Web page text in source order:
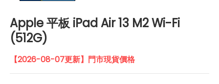
Apple 平板 iPad Air 13 M2 Wi-Fi
(512G)
【2026-08-07更新】門市現貨價格